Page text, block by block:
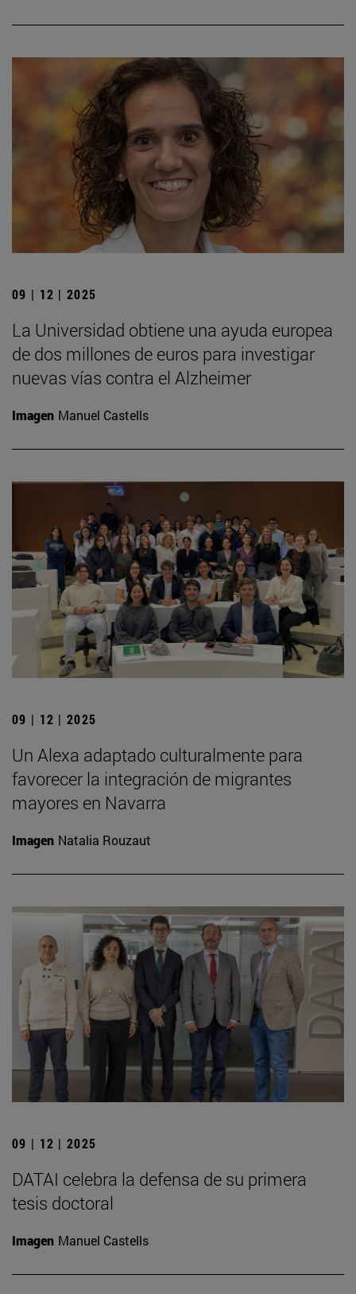
09 | 12 | 2025
La Universidad obtiene una ayuda europea
de dos millones de euros para investigar
nuevas vías contra el Alzheimer
Imagen Manuel Castells
09 | 12 | 2025
Un Alexa adaptado culturalmente para
favorecer la integración de migrantes
mayores en Navarra
Imagen Natalia Rouzaut
09 | 12 | 2025
DATAI celebra la defensa de su primera
tesis doctoral
Imagen Manuel Castells